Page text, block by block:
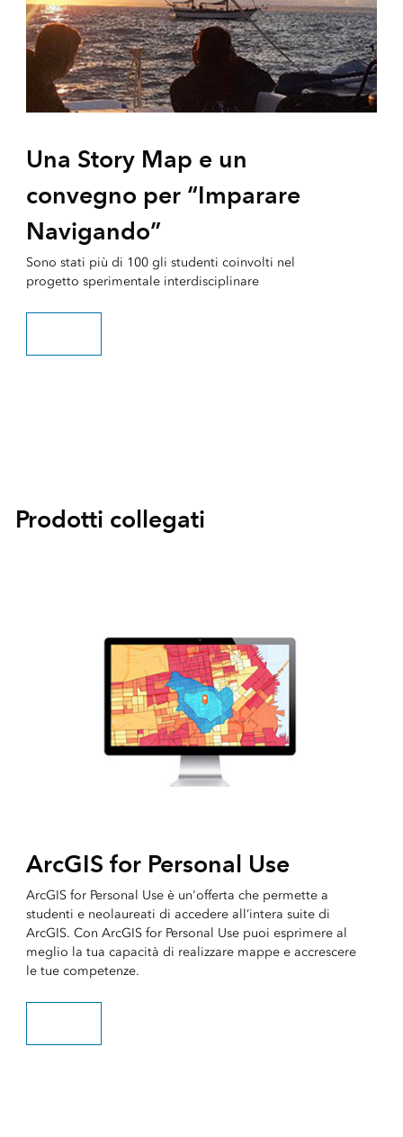
Una Story Map e un
convegno per “Imparare
Navigando”
Sono stati più di 100 gli studenti coinvolti nel
progetto sperimentale interdisciplinare
Prodotti collegati
ArcGIS for Personal Use
ArcGIS for Personal Use è un'offerta che permette a
studenti e neolaureati di accedere all’intera suite di
ArcGIS. Con ArcGIS for Personal Use puoi esprimere al
meglio la tua capacità di realizzare mappe e accrescere
le tue competenze.